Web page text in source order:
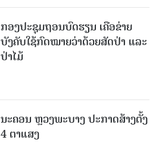
ກອງປະຊຸມຖອນບົດຮຽນ ເຄືອຂ່າຍ
ບັງຄັບໃຊ້ກົດໝາຍວ່າດ້ວຍສັດປ່າ ແລະ
ປ່າໄມ້
ນະຄອນ ຫຼວງພະບາງ ປະ​ກາດ​ສ້າງ​ຕັ້ງ
4 ຕາແສງ